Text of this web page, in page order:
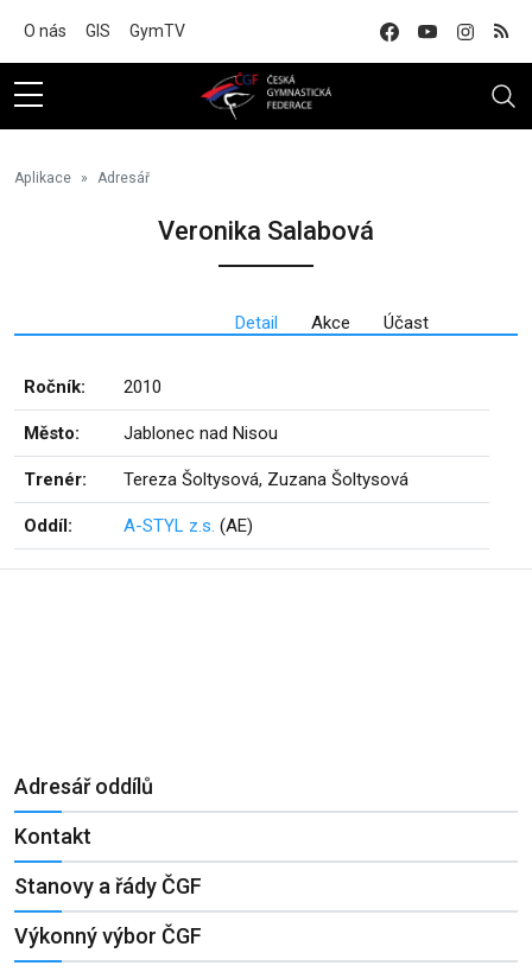
O nás GIS GymTV
Aplikace Adresář
Veronika Salabová
Detail Akce Účast
Ročník: 2010
Město: Jablonec nad Nisou
Trenér: Tereza Šoltysová, Zuzana Šoltysová
Oddíl: A-STYL z.s. (AE)
Adresář oddílů
Kontakt
Stanovy a řády ČGF
Výkonný výbor ČGF